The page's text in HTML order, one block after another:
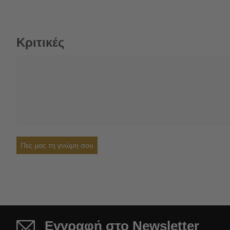
Κριτικές
Πες μας τη γνώμη σου
Εγγραφή στο Newsletter